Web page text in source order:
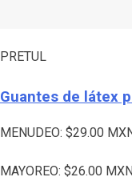
PRETUL
Guantes de látex
MENUDEO: $29.00
MAYOREO: $26.00